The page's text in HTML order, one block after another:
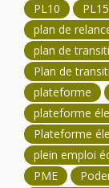
PL10
PL15
plan de
plan de
Plan de
plateforme
plateforme
Plateforme
plein emploi
PME